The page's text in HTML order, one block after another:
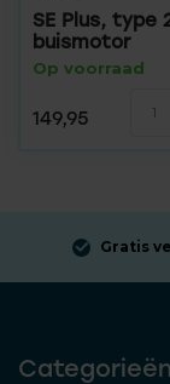
SE Plus, type
buismotor
Op voorraad
149,95
Gratis
Categorieën